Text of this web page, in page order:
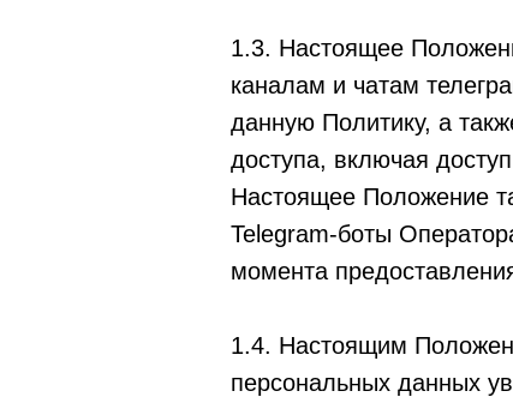
1.3. Настоящее
каналам и чатам
данную Политику, а
доступа, включая
Настоящее Положение
Telegram-боты
момента
1.4. Настоящим
персональных данных